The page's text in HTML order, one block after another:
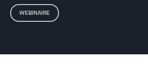
WEBINAIRE